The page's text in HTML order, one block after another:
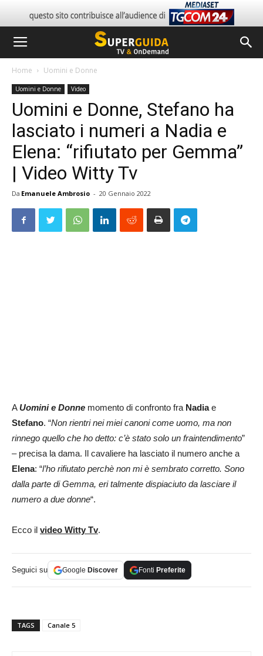
Home Uomini e Donne
Uomini e Donne Video
Uomini e Donne, Stefano ha
lasciato i numeri a Nadia e
Elena: “rifiutato per Gemma”
| Video Witty Tv
Da Emanuele Ambrosio - 20 Gennaio 2022
AUomini e Donne momento di confronto fra Nadiae
Stefano. “Non rientri nei miei canoni come uomo, ma non
rinnego quello che ho detto: c’è stato solo un fraintendimento”
– precisa la dama. Il cavaliere ha lasciato il numero anche a
Elena: “l’ho rifiutato perchè non mi è sembrato corretto. Sono
dalla parte di Gemma, eri talmente dispiaciuto da lasciare il
numero a due donne“.
Ecco il video Witty Tv.
Seguici su Google Discover Fonti Preferite
TAGS Canale 5